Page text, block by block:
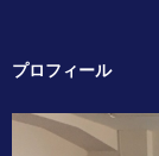
プロフィール